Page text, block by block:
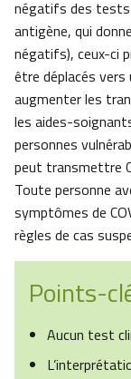
négatifs des tests
antigène, qui
négatifs), ceux-ci
être déplacés vers
augmenter les
les aides-
personnes
peut transmettre
Toute personne
symptômes de
règles de cas
Points-
Aucun test